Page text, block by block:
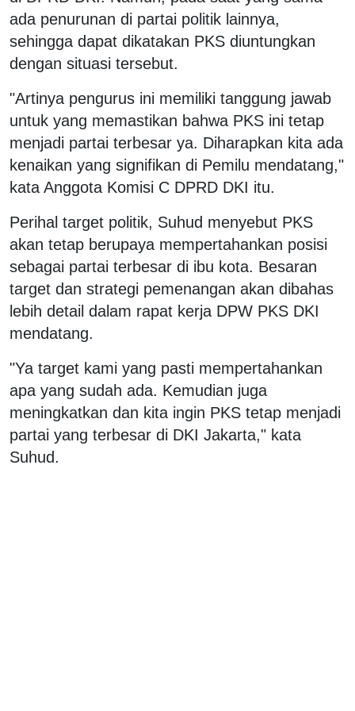
ada penurunan di partai politik lainnya,
sehingga dapat dikatakan PKS diuntungkan
dengan situasi tersebut.
"Artinya pengurus ini memiliki tanggung jawab
untuk yang memastikan bahwa PKS ini tetap
menjadi partai terbesar ya. Diharapkan kita ada
kenaikan yang signifikan di Pemilu mendatang,"
kata Anggota Komisi C DPRD DKI itu.
Perihal target politik, Suhud menyebut PKS
akan tetap berupaya mempertahankan posisi
sebagai partai terbesar di ibu kota. Besaran
target dan strategi pemenangan akan dibahas
lebih detail dalam rapat kerja DPW PKS DKI
mendatang.
"Ya target kami yang pasti mempertahankan
apa yang sudah ada. Kemudian juga
meningkatkan dan kita ingin PKS tetap menjadi
partai yang terbesar di DKI Jakarta," kata
Suhud.